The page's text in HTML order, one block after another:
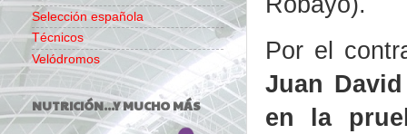
Por el
Juan
en la
Selección española
Técnicos
Velódromos
NUTRICIÓN...Y MUCHO MÁS